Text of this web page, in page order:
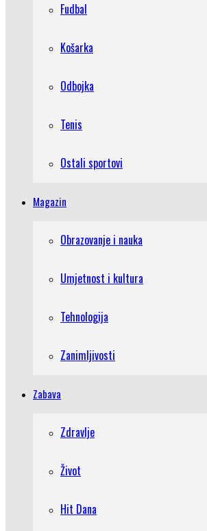
Fudbal
Košarka
Odbojka
Tenis
Ostali sportovi
Magazin
Obrazovanje i nauka
Umjetnost i kultura
Tehnologija
Zanimljivosti
Zabava
Zdravlje
Život
Hit Dana